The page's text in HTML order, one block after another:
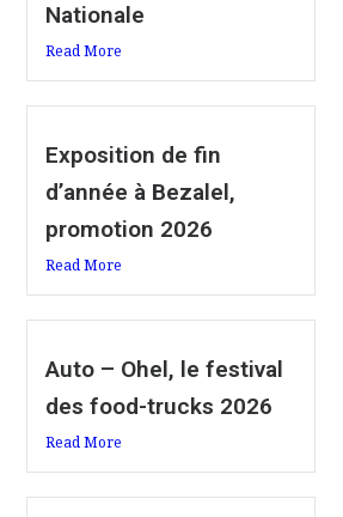
Nationale
Read More
Exposition de fin
d’année à Bezalel,
promotion 2026
Read More
Auto – Ohel, le festival
des food-trucks 2026
Read More